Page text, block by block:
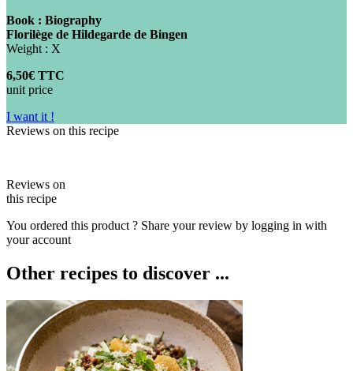
Book : Biography
Florilège de Hildegarde de Bingen
Weight : X
6,50€ TTC
unit price
I want it !
Reviews on this recipe
Reviews on
this recipe
You ordered this product ? Share your review by logging in with
your account
Other recipes to discover ...